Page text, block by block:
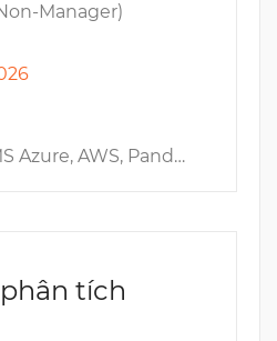
Manager)
scikit-learn, PyTorch, Databricks, LangChain, GenAI, MS Excel, MS SQL, Statistics
tích